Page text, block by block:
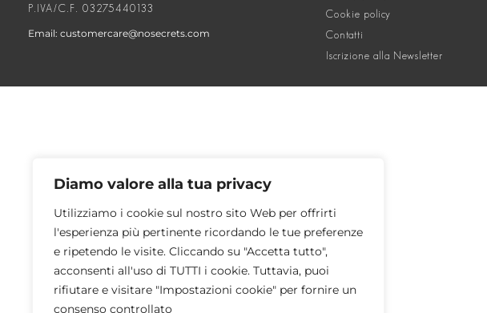
Diamo valore alla tua privacy
Utilizziamo i cookie sul nostro sito Web per offrirti
l'esperienza più pertinente ricordando le tue preferenze
e ripetendo le visite. Cliccando su "Accetta tutto",
acconsenti all'uso di TUTTI i cookie. Tuttavia, puoi
rifiutare e visitare "Impostazioni cookie" per fornire un
consenso controllato
P.IVA/C.F. 03275440133
Email: customercare@nosecrets.com
Cookie policy
Contatti
Iscrizione alla Newsletter